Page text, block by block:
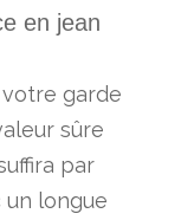
en jean
garde
sûre
par
longue